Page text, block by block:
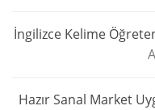
İngilizce Kelime
Hazır Sanal Market